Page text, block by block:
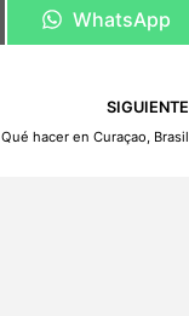
WhatsApp
SIGUIENTE
Qué hacer en Curaçao, Brasil